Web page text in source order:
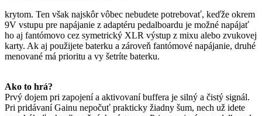
krytom. Ten však najskôr vôbec nebudete potrebovať, keďže okrem
9V vstupu pre napájanie z adaptéru pedalboardu je možné napájať
ho aj fantómovo cez symetrický XLR výstup z mixu alebo zvukovej
karty. Ak aj použijete baterku a zároveň fantómové napájanie, druhé
menované má prioritu a vy šetríte baterku.
Ako to hrá?
Prvý dojem pri zapojení a aktivovaní buffera je silný a čistý signál.
Pri pridávaní Gainu nepočuť prakticky žiadny šum, nech už idete